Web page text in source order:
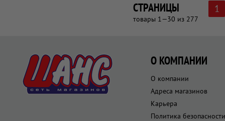
СТРАНИЦЫ
товары 1—30 из 277
1
О КОМПАНИИ
О компании
Адреса магазинов
Карьера
Политика безопасности